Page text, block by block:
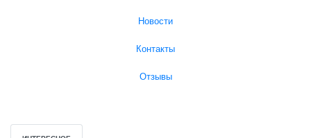
Новости
Контакты
Отзывы